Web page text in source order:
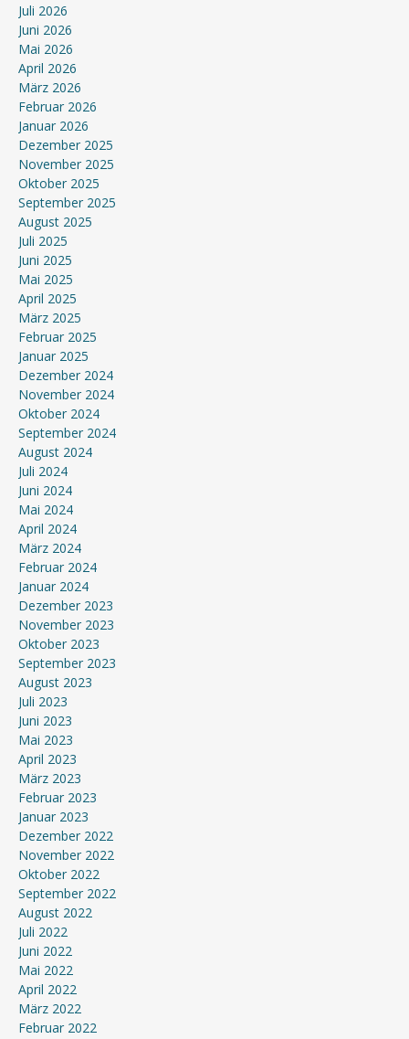
Juli 2026
Juni 2026
Mai 2026
April 2026
März 2026
Februar 2026
Januar 2026
Dezember 2025
November 2025
Oktober 2025
September 2025
August 2025
Juli 2025
Juni 2025
Mai 2025
April 2025
März 2025
Februar 2025
Januar 2025
Dezember 2024
November 2024
Oktober 2024
September 2024
August 2024
Juli 2024
Juni 2024
Mai 2024
April 2024
März 2024
Februar 2024
Januar 2024
Dezember 2023
November 2023
Oktober 2023
September 2023
August 2023
Juli 2023
Juni 2023
Mai 2023
April 2023
März 2023
Februar 2023
Januar 2023
Dezember 2022
November 2022
Oktober 2022
September 2022
August 2022
Juli 2022
Juni 2022
Mai 2022
April 2022
März 2022
Februar 2022